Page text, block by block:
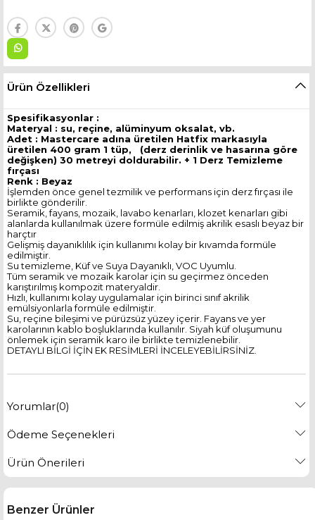
Ürün Özellikleri
Spesifikasyonlar :
Materyal : su, reçine, alüminyum oksalat, vb.
Adet : Mastercare adına üretilen Hatfix markasıyla
üretilen 400 gram 1 tüp, (derz derinlik ve hasarına göre
değişken) 30 metreyi doldurabilir. + 1 Derz Temizleme
fırçası
Renk : Beyaz
İşlemden önce genel tezmilik ve performans için derz fırçası ile
birlikte gönderilir.
Seramik, fayans, mozaik, lavabo kenarları, klozet kenarları gibi
alanlarda kullanılmak üzere formüle edilmiş akrilik esaslı beyaz bir
harçtır
Gelişmiş dayanıklılık için kullanımı kolay bir kıvamda formüle
edilmiştir.
Su temizleme, Küf ve Suya Dayanıklı, VOC Uyumlu.
Tüm seramik ve mozaik karolar için su geçirmez önceden
karıştırılmış kompozit materyaldir.
Hızlı, kullanımı kolay uygulamalar için birinci sınıf akrilik
emülsiyonlarla formüle edilmiştir.
Su, reçine bileşimi ve pürüzsüz yüzey içerir. Fayans ve yer
karolarının kablo boşluklarında kullanılır. Siyah küf oluşumunu
önlemek için seramik karo ile birlikte temizlenebilir.
DETAYLI BİLGİ İÇİN EK RESİMLERİ İNCELEYEBİLİRSİNİZ.
Yorumlar(0)
Ödeme Seçenekleri
Ürün Önerileri
Benzer Ürünler